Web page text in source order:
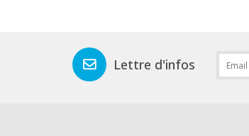
Lettre d'infos